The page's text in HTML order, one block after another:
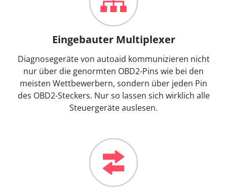
Eingebauter Multiplexer
Diagnosegeräte von autoaid kommunizieren nicht
nur über die genormten OBD2-Pins wie bei den
meisten Wettbewerbern, sondern über jeden Pin
des OBD2-Steckers. Nur so lassen sich wirklich alle
Steuergeräte auslesen.